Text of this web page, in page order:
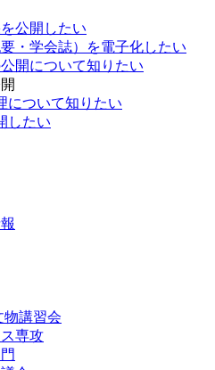
公開したい
・学会誌）を電子化したい
開について知りたい
について知りたい
したい
物講習会
専攻